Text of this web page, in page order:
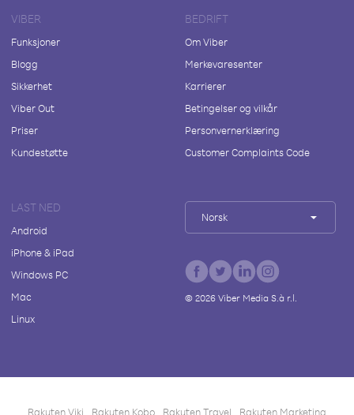
VIBER
Funksjoner
Blogg
Sikkerhet
Viber Out
Priser
Kundestøtte
BEDRIFT
Om Viber
Merkevaresenter
Karrierer
Betingelser og vilkår
Personvernerklæring
Customer Complaints Code
LAST NED
Android
iPhone & iPad
Windows PC
Mac
Linux
Norsk
© 2026Viber Media S.à r.l.
Rakuten Viki Rakuten Kobo Rakuten Travel Rakuten Marketing